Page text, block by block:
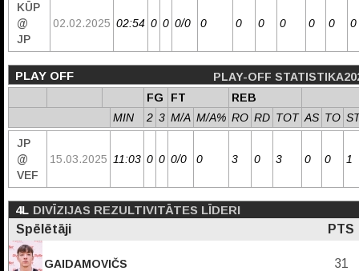
KŪP
@
JP
02.02.2025 02:54 0 0 0/0 0 0 0 0 0 0 0
PLAY OFF
PLAY-OFF
FG
FT
REB
MIN
2 3 M/A M/A% RO RD TOT AS TO
JP
@
VEF
15.03.2025 11:03 0 0 0/0 0 3 0 3 0 0 1
4L DIVĪZIJAS REZULTIVITĀTES LĪDERI
Spēlētāji
PTS
GAIDAMOVIČS 31